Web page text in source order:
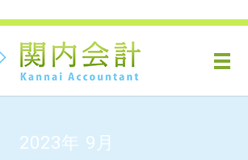
メ
2023年 9月